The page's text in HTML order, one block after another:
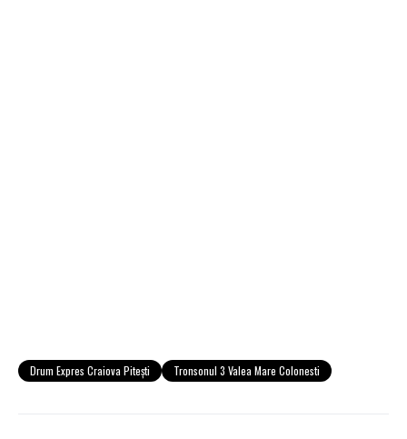
Drum Expres Craiova Piteşti Tronsonul 3 Valea Mare Colonesti